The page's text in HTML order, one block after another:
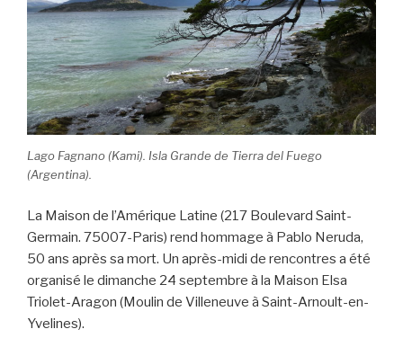
Lago Fagnano (Kami). Isla Grande de Tierra del Fuego
(Argentina).
La Maison de l’Amérique Latine (217 Boulevard Saint-
Germain. 75007-Paris) rend hommage à Pablo Neruda,
50 ans après sa mort. Un après-midi de rencontres a été
organisé le dimanche 24 septembre à la Maison Elsa
Triolet-Aragon (Moulin de Villeneuve à Saint-Arnoult-en-
Yvelines).